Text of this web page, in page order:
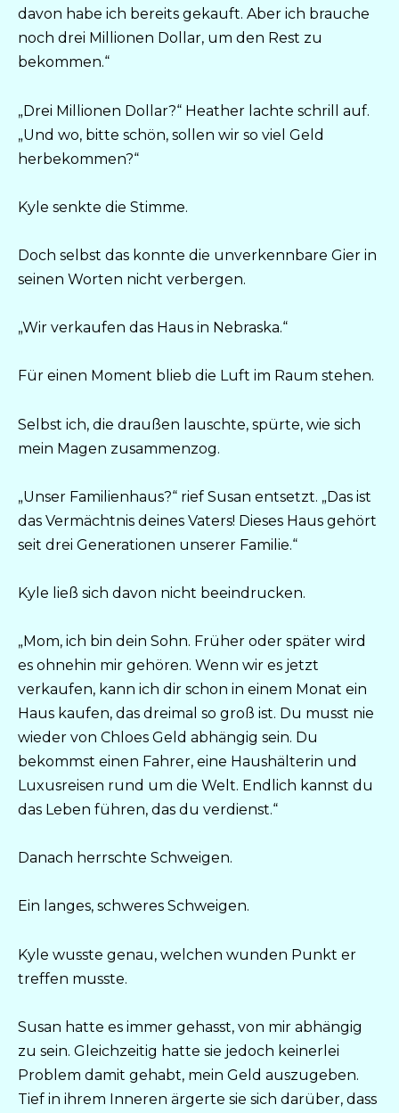
davon habe ich bereits gekauft. Aber ich brauche
noch drei Millionen Dollar, um den Rest zu
bekommen.“
„Drei Millionen Dollar?“ Heather lachte schrill auf.
„Und wo, bitte schön, sollen wir so viel Geld
herbekommen?“
Kyle senkte die Stimme.
Doch selbst das konnte die unverkennbare Gier in
seinen Worten nicht verbergen.
„Wir verkaufen das Haus in Nebraska.“
Für einen Moment blieb die Luft im Raum stehen.
Selbst ich, die draußen lauschte, spürte, wie sich
mein Magen zusammenzog.
„Unser Familienhaus?“ rief Susan entsetzt. „Das ist
das Vermächtnis deines Vaters! Dieses Haus gehört
seit drei Generationen unserer Familie.“
Kyle ließ sich davon nicht beeindrucken.
„Mom, ich bin dein Sohn. Früher oder später wird
es ohnehin mir gehören. Wenn wir es jetzt
verkaufen, kann ich dir schon in einem Monat ein
Haus kaufen, das dreimal so groß ist. Du musst nie
wieder von Chloes Geld abhängig sein. Du
bekommst einen Fahrer, eine Haushälterin und
Luxusreisen rund um die Welt. Endlich kannst du
das Leben führen, das du verdienst.“
Danach herrschte Schweigen.
Ein langes, schweres Schweigen.
Kyle wusste genau, welchen wunden Punkt er
treffen musste.
Susan hatte es immer gehasst, von mir abhängig
zu sein. Gleichzeitig hatte sie jedoch keinerlei
Problem damit gehabt, mein Geld auszugeben.
Tief in ihrem Inneren ärgerte sie sich darüber, dass